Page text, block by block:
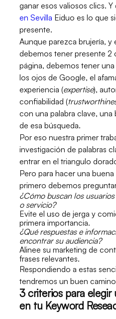
ganar esos valiosos clics. Y
en Sevilla Eiduo es lo que
presente.
Aunque parezca brujería, y
debemos tener presente 2
página, debemos tener
los ojos de Google, el
experiencia (expertise),
confiabilidad (
con una palabra clave,
de esa búsqueda.
Por eso nuestra primer
investigación de palabras
entrar en el triangulo
Pero para hacer una
primero debemos
¿Cómo buscan los
o servicio?
Evite el uso de jerga y
primera importancia.
¿Qué respuestas e
encontrar su audiencia?
Alinee su marketing de
frases relevantes.
Respondiendo a estas
tendremos un buen
3 criterios para elegir
en tu Keyword